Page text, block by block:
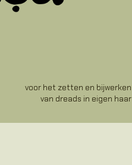
voor het zetten en bijwerken
van dreads in eigen haar